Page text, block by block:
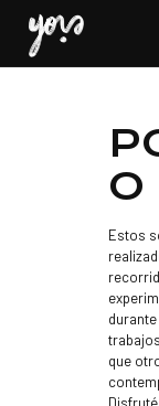
O
Estos
que